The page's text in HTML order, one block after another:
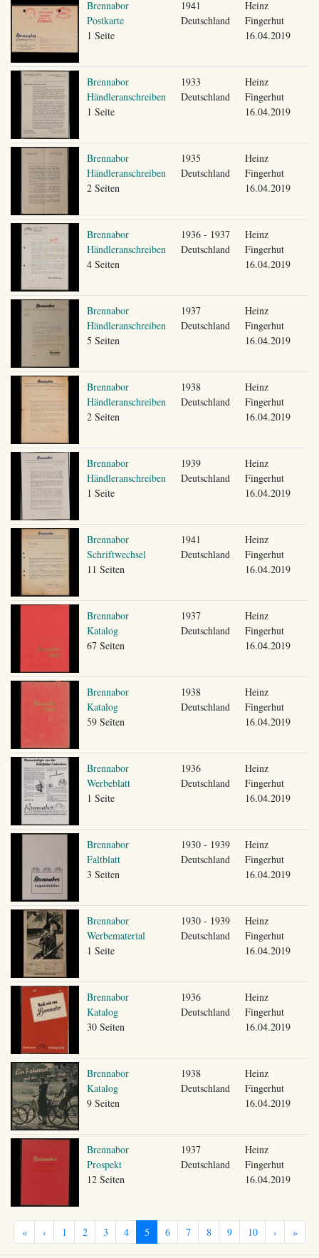
Brennabor
Postkarte
1 Seite
1941
Deutschland
Heinz
Fingerhut
16.04.2019
Brennabor
Händleranschreiben
1 Seite
1933
Deutschland
Heinz
Fingerhut
16.04.2019
Brennabor
Händleranschreiben
2 Seiten
1935
Deutschland
Heinz
Fingerhut
16.04.2019
Brennabor
Händleranschreiben
4 Seiten
1936 - 1937
Deutschland
Heinz
Fingerhut
16.04.2019
Brennabor
Händleranschreiben
5 Seiten
1937
Deutschland
Heinz
Fingerhut
16.04.2019
Brennabor
Händleranschreiben
2 Seiten
1938
Deutschland
Heinz
Fingerhut
16.04.2019
Brennabor
Händleranschreiben
1 Seite
1939
Deutschland
Heinz
Fingerhut
16.04.2019
Brennabor
Schriftwechsel
11 Seiten
1941
Deutschland
Heinz
Fingerhut
16.04.2019
Brennabor
Katalog
67 Seiten
1937
Deutschland
Heinz
Fingerhut
16.04.2019
Brennabor
Katalog
59 Seiten
1938
Deutschland
Heinz
Fingerhut
16.04.2019
Brennabor
Werbeblatt
1 Seite
1936
Deutschland
Heinz
Fingerhut
16.04.2019
Brennabor
Faltblatt
3 Seiten
1930 - 1939
Deutschland
Heinz
Fingerhut
16.04.2019
Brennabor
Werbematerial
1 Seite
1930 - 1939
Deutschland
Heinz
Fingerhut
16.04.2019
Brennabor
Katalog
30 Seiten
1936
Deutschland
Heinz
Fingerhut
16.04.2019
Brennabor
Katalog
9 Seiten
1938
Deutschland
Heinz
Fingerhut
16.04.2019
Brennabor
Prospekt
12 Seiten
1937
Deutschland
Heinz
Fingerhut
16.04.2019
« ‹ 1 2 3 4 5 6 7 8 9 10 › »